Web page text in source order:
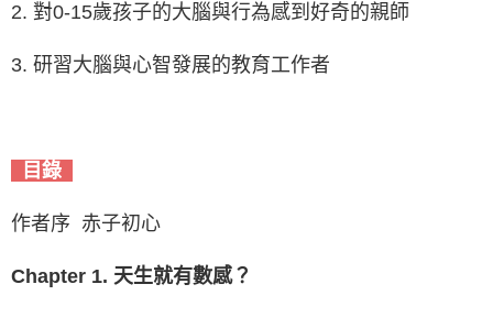
2. 對0-15歲孩子的大腦與行為感到好奇的親師
3. 研習大腦與心智發展的教育工作者
目錄
作者序 赤子初心
Chapter 1. 天生就有數感？